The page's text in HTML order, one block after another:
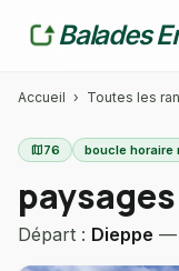
Balades
Accueil › Toutes les
map76 boucle horaire
Départ : Dieppe —